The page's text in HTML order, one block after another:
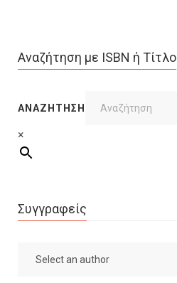
Αναζήτηση με ISBN ή Τίτλο
ΑΝΑΖΉΤΗΣΗ
×
Συγγραφείς